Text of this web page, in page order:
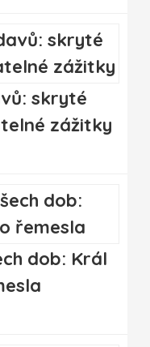
skryté
zážitky
dob: Král